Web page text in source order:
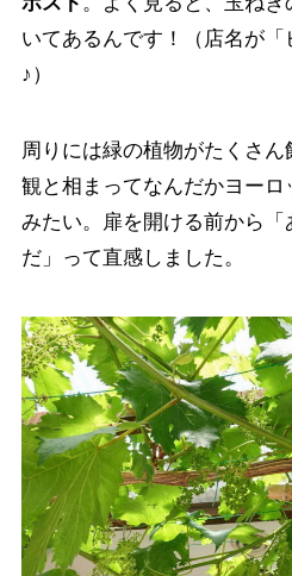
いてあるんです！（店名が
♪）
周りには緑の植物がたくさ
観と相まってなんだかヨー
みたい。扉を開ける前から
だ」って直感しました。